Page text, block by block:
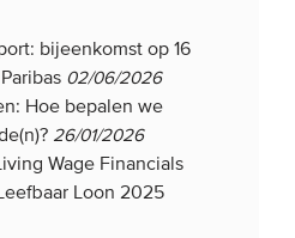
ZIJN
leden
bijeenkomst op 16
02/06/2026
Hoe bepalen we
26/01/2026
Wage Financials
Loon 2025